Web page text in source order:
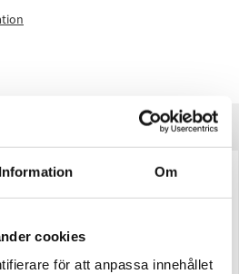
Information Om
cookies
för att anpassa innehållet